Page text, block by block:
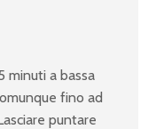
minuti a bassa
fino ad
puntare